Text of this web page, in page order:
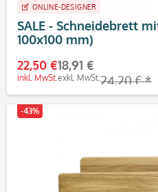
ONLINE-DESIGNER
SALE - Schneidebrett
100x100 mm)
22,50 €
inkl. MwSt.
18,91 €
exkl. MwSt.24,20 € *
-43%